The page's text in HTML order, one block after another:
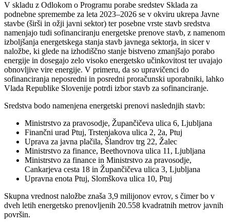
V skladu z Odlokom o Programu porabe sredstev Sklada za
podnebne spremembe za leta 2023–2026 se v okviru ukrepa Javne
stavbe (širši in ožji javni sektor) ter posebne vrste stavb sredstva
namenjajo tudi sofinanciranju energetske prenove stavb, z namenom
izboljšanja energetskega stanja stavb javnega sektorja, in sicer v
naložbe, ki glede na izhodiščno stanje bistveno zmanjšajo porabo
energije in dosegajo zelo visoko energetsko učinkovitost ter uvajajo
obnovljive vire energije. V primeru, da so upravičenci do
sofinanciranja neposredni in posredni proračunski uporabniki, lahko
Vlada Republike Slovenije potrdi izbor stavb za sofinanciranje.
Sredstva bodo namenjena energetski prenovi naslednjih stavb:
Ministrstvo za pravosodje, Župančičeva ulica 6, Ljubljana
Finančni urad Ptuj, Trstenjakova ulica 2, 2a, Ptuj
Uprava za javna plačila, Šlandrov trg 22, Žalec
Ministrstvo za finance, Beethovnova ulica 11, Ljubljana
Ministrstvo za finance in Ministrstvo za pravosodje,
Cankarjeva cesta 18 in Župančičeva ulica 3, Ljubljana
Upravna enota Ptuj, Slomškova ulica 10, Ptuj
Skupna vrednost naložbe znaša 3,9 milijonov evrov, s čimer bo v
dveh letih energetsko prenovljenih 20.558 kvadratnih metrov javnih
površin.